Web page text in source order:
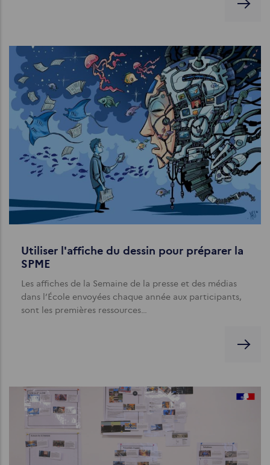
Utiliser l'affiche du dessin pour préparer la
SPME
Les affiches de la Semaine de la presse et des médias
dans l’École envoyées chaque année aux participants,
sont les premières ressources…